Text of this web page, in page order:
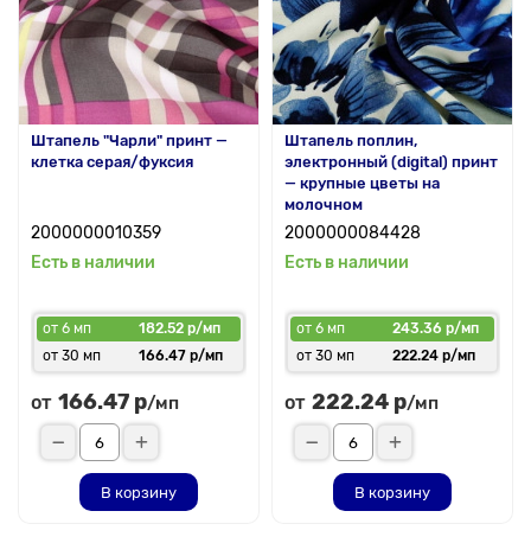
Штапель "Чарли" принт —
клетка серая/фуксия
2000000010359
Есть в наличии
от 6 мп
182.52 р/мп
от 30 мп
166.47 р/мп
от 166.47 р/мп
В корзину
Штапель поплин,
электронный (digital) принт
— крупные цветы на
молочном
2000000084428
Есть в наличии
от 6 мп
243.36 р/мп
от 30 мп
222.24 р/мп
от 222.24 р/мп
В корзину